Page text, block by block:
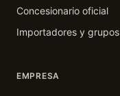
Concesionario oficial
Importadores y grupos
EMPRESA